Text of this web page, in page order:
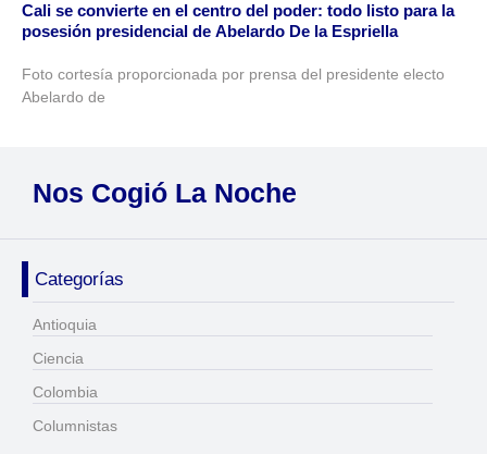
Cali se convierte en el centro del poder: todo listo para la
posesión presidencial de Abelardo De la Espriella
Foto cortesía proporcionada por prensa del presidente electo
Abelardo de
Nos Cogió La Noche
Categorías
Antioquia
Ciencia
Colombia
Columnistas